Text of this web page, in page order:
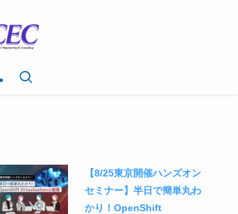
【8/25東京開催ハンズオン
セミナー】半日で簡単丸わ
かり！OpenShift